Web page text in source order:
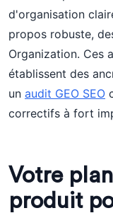
d'organisation
propos robuste,
Organization. Ces
établissent des
un audit GEO SEO
correctifs à fort
Votre
produit